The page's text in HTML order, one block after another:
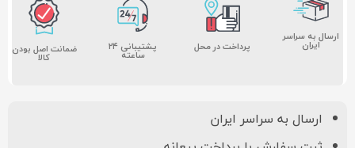
ارسال به سراسر
ایران پرداخت در محل پشتیبانی ۲۴
ساعته ضمانت اصل بودن
کالا
ارسال به سراسر ایران